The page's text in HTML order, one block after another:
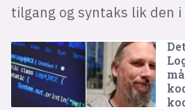
tilgang og syntaks lik den i